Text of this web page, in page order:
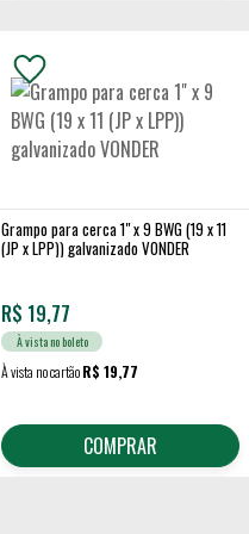
Grampo para cerca 1" x 9 BWG (19 x 11
(JP x LPP)) galvanizado VONDER
R$ 19,77
À vista no boleto
À vista no cartãoR$ 19,77
COMPRAR